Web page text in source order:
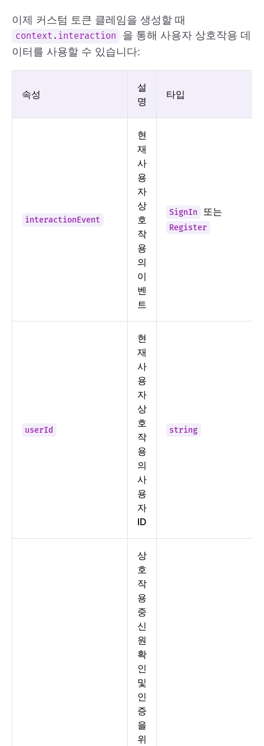
이제 커스텀 토큰 클레임을 생성할 때
context.interaction
을 통해 사용자 상호작용 데
이터를 사용할 수 있습니다:
속성
설
명
타입
interactionEvent
현
재
사
용
자
상
호
작
용
의
이
벤
트
SignIn 또는
Register
userId
현
재
사
용
자
상
호
작
용
의
사
용
자
ID
string
상
호
작
용
중
신
원
확
인
및
인
증
을
위